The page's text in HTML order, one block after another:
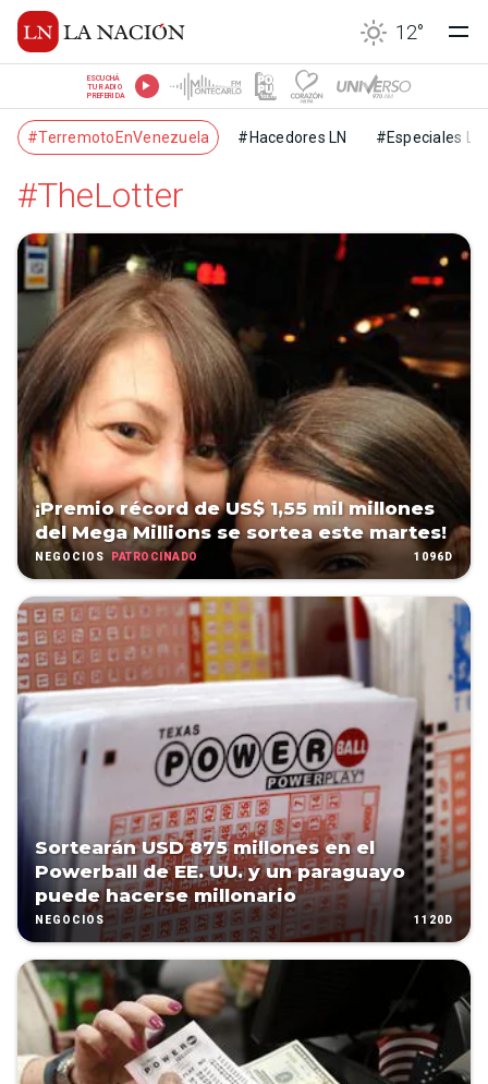
12°
ESCUCHÁ
TU RADIO
PREFERIDA
#TerremotoEnVenezuela #Hacedores LN #Especiales LN
#TheLotter
¡Premio récord de US$ 1,55 mil millones
del Mega Millions se sortea este martes!
NEGOCIOS PATROCINADO 1096D
Sortearán USD 875 millones en el
Powerball de EE. UU. y un paraguayo
puede hacerse millonario
NEGOCIOS 1120D